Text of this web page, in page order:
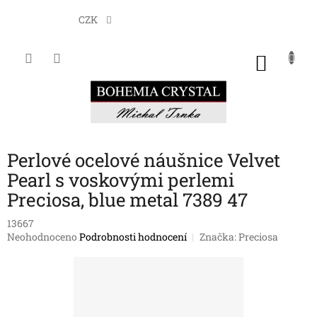
CZK
Perlové ocelové náušnice Velvet
Pearl s voskovými perlemi
Preciosa, blue metal 7389 47
13667
Průměrné
Neohodnoceno Podrobnosti hodnocení Značka:Preciosa